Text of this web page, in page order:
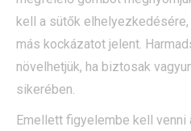
kell a sütők
más kockázatot jelent.
növelhetjük, ha biztosak
sikerében.
Emellett figyelembe kell